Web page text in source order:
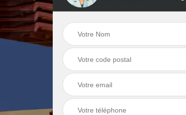
Rénovation de
toiture 21
Démoussage de
toiture 21